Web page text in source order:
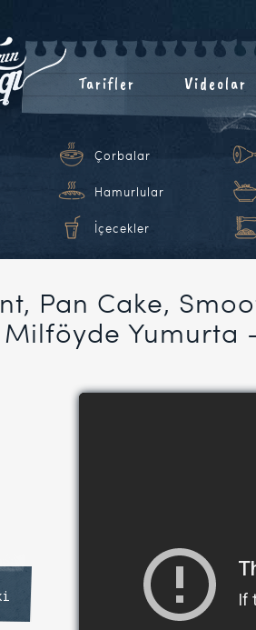
Tarifler Videolar
Çorbalar
Hamurlular
İçecekler
Pan Cake,
Milföyde Yumurta